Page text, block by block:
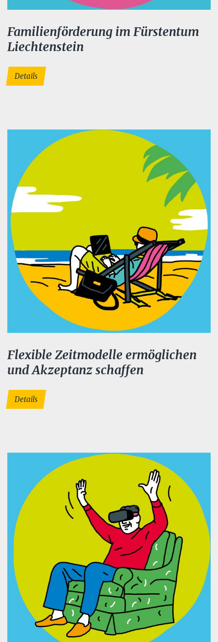
Familienförderung im Fürstentum
Liechtenstein
Details
Flexible Zeitmodelle ermöglichen
und Akzeptanz schaffen
Details